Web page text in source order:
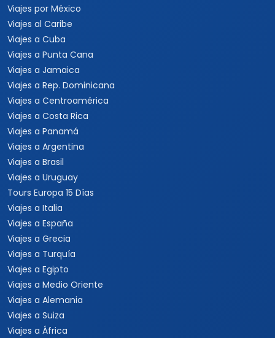
Viajes por México
Viajes al Caribe
Viajes a Cuba
Viajes a Punta Cana
Viajes a Jamaica
Viajes a Rep. Dominicana
Viajes a Centroamérica
Viajes a Costa Rica
Viajes a Panamá
Viajes a Argentina
Viajes a Brasil
Viajes a Uruguay
Tours Europa 15 Días
Viajes a Italia
Viajes a España
Viajes a Grecia
Viajes a Turquía
Viajes a Egipto
Viajes a Medio Oriente
Viajes a Alemania
Viajes a Suiza
Viajes a África